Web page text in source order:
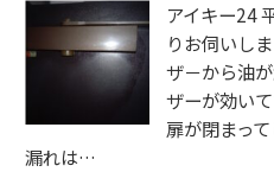
アイキー24
りお伺いし
ザ－から油
ザーが効い
扉が閉まっ
漏れは…